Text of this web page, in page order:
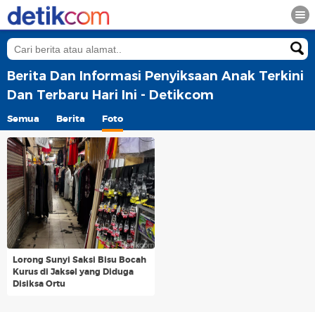
Berita Dan Informasi Penyiksaan Anak Terkini
Dan Terbaru Hari Ini - Detikcom
Semua Berita Foto
Lorong Sunyi Saksi Bisu Bocah
Kurus di Jaksel yang Diduga
Disiksa Ortu